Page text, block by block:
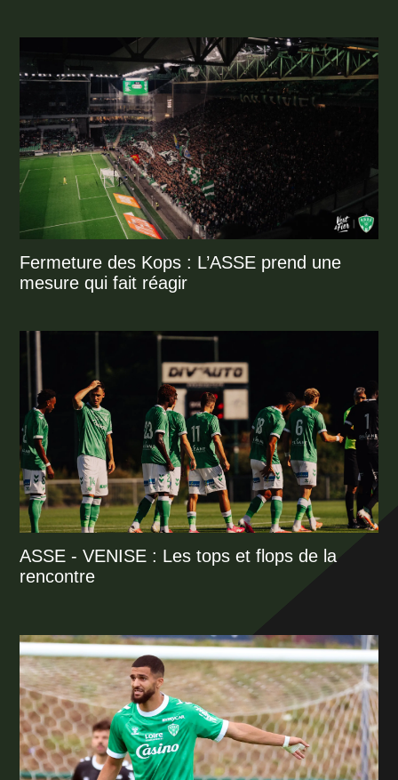
Fermeture des Kops : L’ASSE prend une
mesure qui fait réagir
ASSE - VENISE : Les tops et flops de la
rencontre